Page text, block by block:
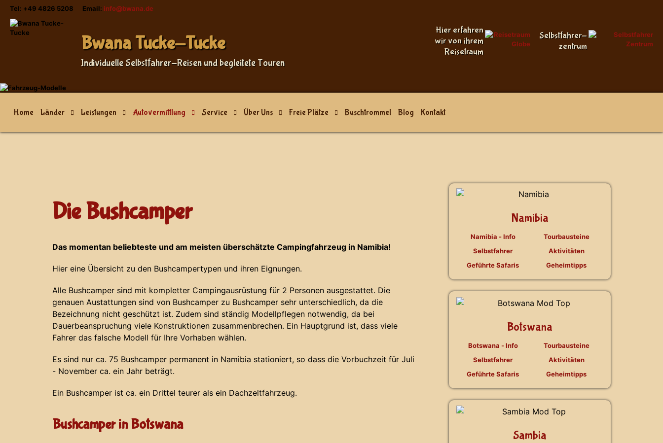
Tel: +49 4826 5208 Email: info@bwana.de
Sprache auswählen
Bwana Tucke-Tucke
Individuelle Selbstfahrer-Reisen und begleitete Touren
Hier erfahren
wir von ihrem
Reisetraum
Selbstfahrer-
zentrum
Home Länder Leistungen Autovermittlung Service Über Uns Freie Plätze Buschtrommel Blog Kontakt
Die Bushcamper
Das momentan beliebteste und am meisten überschätzte Campingfahrzeug in Namibia!
Hier eine Übersicht zu den Bushcampertypen und ihren Eignungen.
Alle Bushcamper sind mit kompletter Campingausrüstung für 2 Personen ausgestattet. Die
genauen Austattungen sind von Bushcamper zu Bushcamper sehr unterschiedlich, da die
Bezeichnung nicht geschützt ist. Zudem sind ständig Modellpflegen notwendig, da bei
Dauerbeanspruchung viele Konstruktionen zusammenbrechen. Ein Hauptgrund ist, dass viele
Fahrer das falsche Modell für Ihre Vorhaben wählen.
Es sind nur ca. 75 Bushcamper permanent in Namibia stationiert, so dass die Vorbuchzeit für Juli
- November ca. ein Jahr beträgt.
Ein Bushcamper ist ca. ein Drittel teurer als ein Dachzeltfahrzeug.
Bushcamper in Botswana
Namibia
Namibia - Info
Selbstfahrer
Geführte Safaris
Tourbausteine
Aktivitäten
Geheimtipps
Botswana
Botswana - Info
Selbstfahrer
Geführte Safaris
Tourbausteine
Aktivitäten
Geheimtipps
Sambia